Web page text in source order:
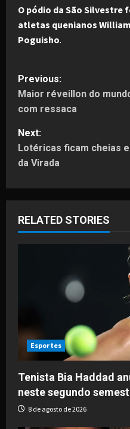
O pódio da São
atletas quenianos
Poguisho.
P
o
s
t
a
v
i
t
o
n
Previous:
Maior réveillon do
com ressaca
Next:
Lotéricas ficam cheias
da Virada
RELATED STORIES
Esportes
Tenista Bia Haddad
neste segundo
8 de agosto de 2026